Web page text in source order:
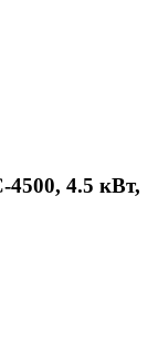
4.5 кВт,